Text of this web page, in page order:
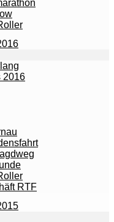
2016
RTF